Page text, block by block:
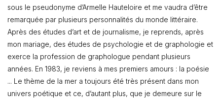
sous le pseudonyme d’Armelle Hauteloire et me vaudra d’être
remarquée par plusieurs personnalités du monde littéraire.
Après des études d’art et de journalisme, je reprends, après
mon mariage, des études de psychologie et de graphologie et
exerce la profession de graphologue pendant plusieurs
années. En 1983, je reviens à mes premiers amours : la poésie
... Le thème de la mer a toujours été très présent dans mon
univers poétique et ce, d’autant plus, que je demeure sur le